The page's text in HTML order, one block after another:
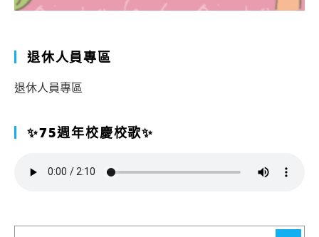
退休人員專區
退休人員專區
✨75週年校慶校歌✨